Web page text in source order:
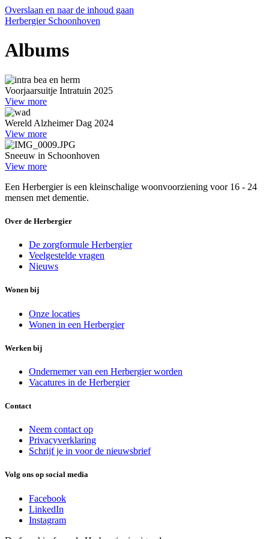
Overslaan en naar de inhoud gaan
Herbergier Schoonhoven
Albums
Voorjaarsuitje Intratuin 2025
View more
Wereld Alzheimer Dag 2024
View more
Sneeuw in Schoonhoven
View more
Een Herbergier is een kleinschalige woonvoorziening voor 16 - 24
mensen met dementie.
Over de Herbergier
De zorgformule Herbergier
Veelgestelde vragen
Nieuws
Wonen bij
Onze locaties
Wonen in een Herbergier
Werken bij
Ondernemer van een Herbergier worden
Vacatures in de Herbergier
Contact
Neem contact op
Privacyverklaring
Schrijf je in voor de nieuwsbrief
Volg ons op social media
Facebook
LinkedIn
Instagram